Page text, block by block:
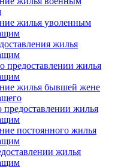
жилья уволенным
жилья
предоставлении жилья
жилья бывшей жене
жилья
постоянного жилья
жилья